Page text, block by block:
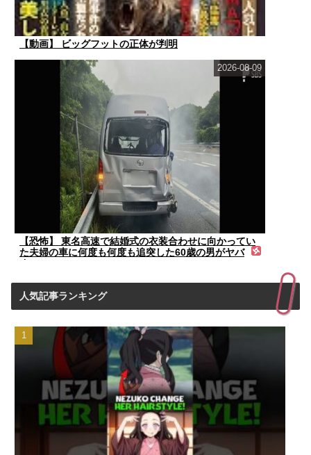
【動画】 ビッグフットの正体が判明
【恐怖】 東名高速で結婚式の衣装合わせに向かってい
た夫婦の車に何度も何度も追突した60歳の男がヤバ
す...
2026-08-09
人気記事ランキング